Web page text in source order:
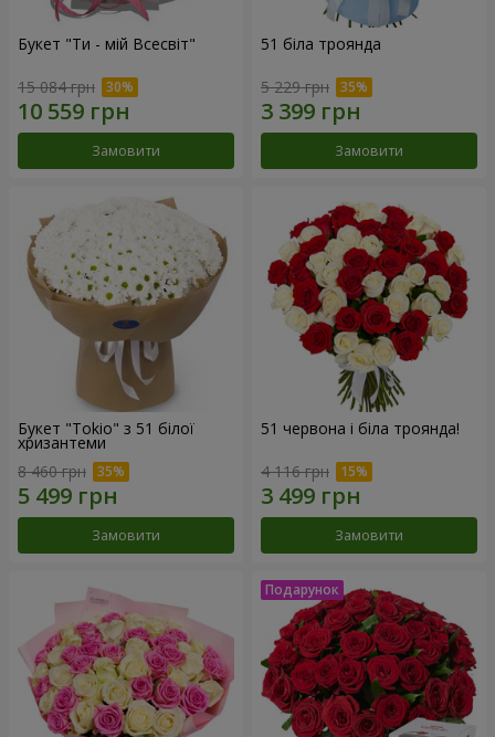
Букет "Ти - мій Всесвіт"
15 084 грн
Замовити
51 біла троянда
5 229 грн
Замовити
Букет "Tokio" з 51 білої
хризантеми
8 460 грн
Замовити
51 червона і біла троянда!
4 116 грн
Замовити